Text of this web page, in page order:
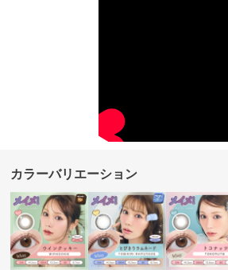
カラーバリエーション